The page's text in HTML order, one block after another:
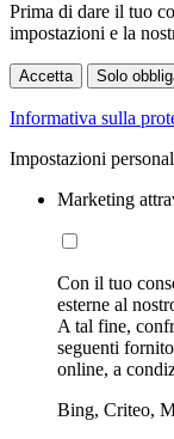
Prima di dare il tuo
impostazioni e la
Accetta Solo
Informativa sulla
Impostazioni
Marketing
Con il tuo
esterne al
A tal fine,
seguenti
online, a
Bing, Criteo,